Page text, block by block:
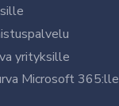
yrityksille
Microsoft 365:lle